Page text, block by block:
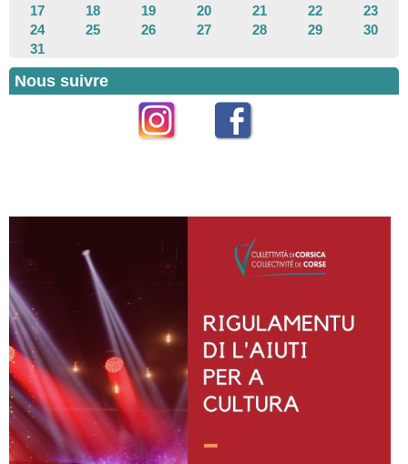
17
18 19 20 21 22
23
24
25 26 27 28 29
30
31
Nous suivre